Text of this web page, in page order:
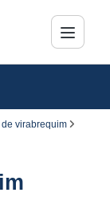
de virabrequim